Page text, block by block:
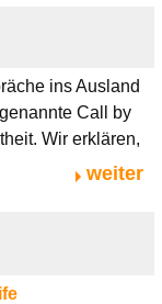
ins Ausland
Call by
Wir erklären,
weiter